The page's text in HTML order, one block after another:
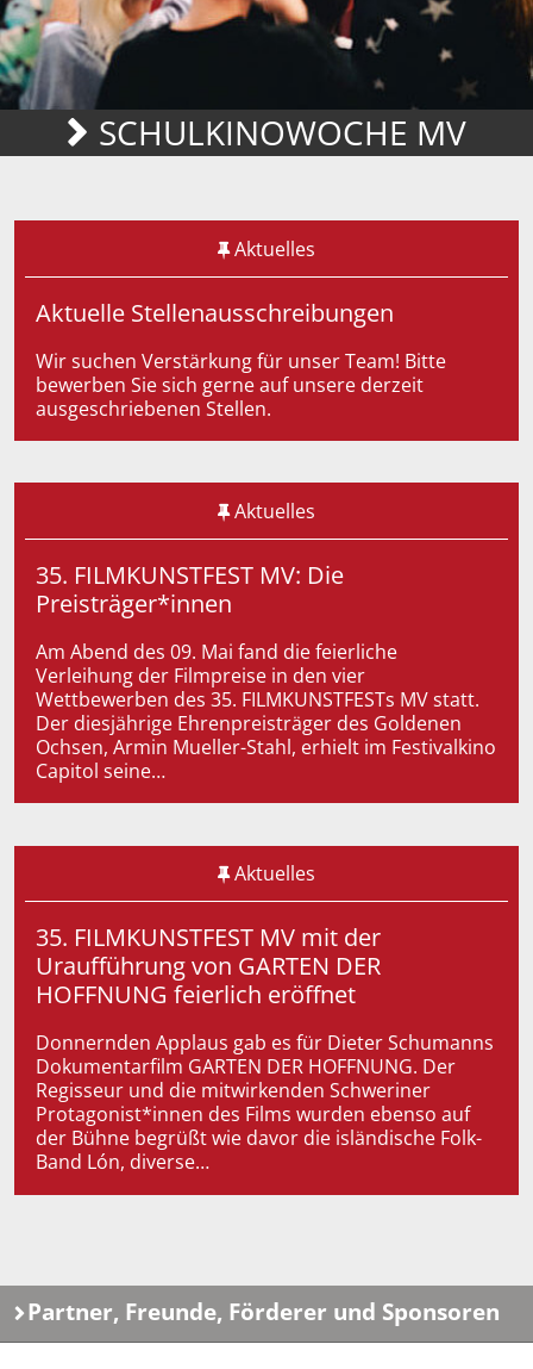
SCHULKINOWOCHE MV
Aktuelles
Aktuelle Stellenausschreibungen
Wir suchen Verstärkung für unser Team! Bitte
bewerben Sie sich gerne auf unsere derzeit
ausgeschriebenen Stellen.
Aktuelles
35. FILMKUNSTFEST MV: Die
Preisträger*innen
Am Abend des 09. Mai fand die feierliche
Verleihung der Filmpreise in den vier
Wettbewerben des 35. FILMKUNSTFESTs MV statt.
Der diesjährige Ehrenpreisträger des Goldenen
Ochsen, Armin Mueller-Stahl, erhielt im Festivalkino
Capitol seine…
Aktuelles
35. FILMKUNSTFEST MV mit der
Uraufführung von GARTEN DER
HOFFNUNG feierlich eröffnet
Donnernden Applaus gab es für Dieter Schumanns
Dokumentarfilm GARTEN DER HOFFNUNG. Der
Regisseur und die mitwirkenden Schweriner
Protagonist*innen des Films wurden ebenso auf
der Bühne begrüßt wie davor die isländische Folk-
Band Lón, diverse…
Partner, Freunde, Förderer und Sponsoren